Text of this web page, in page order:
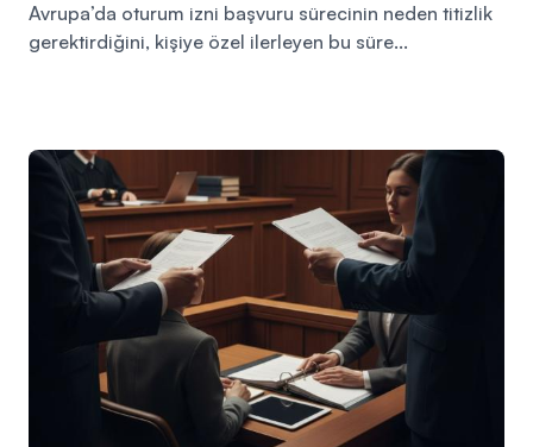
Avrupa’da oturum izni başvuru sürecinin neden titizlik
gerektirdiğini, kişiye özel ilerleyen bu süre...